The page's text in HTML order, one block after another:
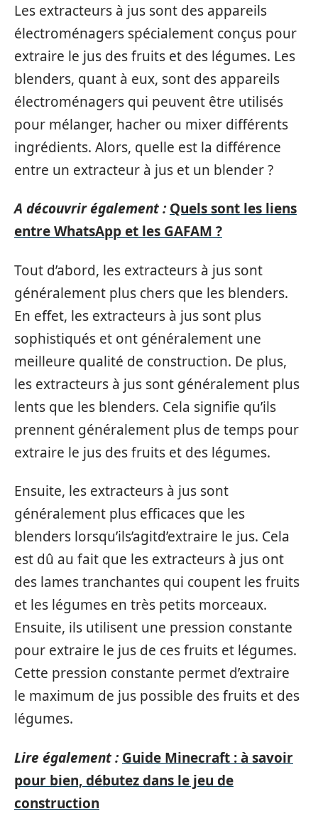
Les extracteurs à jus sont des appareils
électroménagers spécialement conçus pour
extraire le jus des fruits et des légumes. Les
blenders, quant à eux, sont des appareils
électroménagers qui peuvent être utilisés
pour mélanger, hacher ou mixer différents
ingrédients. Alors, quelle est la différence
entre un extracteur à jus et un blender ?
A découvrir également : Quels sont les liens
entre WhatsApp et les GAFAM ?
Tout d’abord, les extracteurs à jus sont
généralement plus chers que les blenders.
En effet, les extracteurs à jus sont plus
sophistiqués et ont généralement une
meilleure qualité de construction. De plus,
les extracteurs à jus sont généralement plus
lents que les blenders. Cela signifie qu’ils
prennent généralement plus de temps pour
extraire le jus des fruits et des légumes.
Ensuite, les extracteurs à jus sont
généralement plus efficaces que les
blenders lorsqu’ils’agitd’extraire le jus. Cela
est dû au fait que les extracteurs à jus ont
des lames tranchantes qui coupent les fruits
et les légumes en très petits morceaux.
Ensuite, ils utilisent une pression constante
pour extraire le jus de ces fruits et légumes.
Cette pression constante permet d’extraire
le maximum de jus possible des fruits et des
légumes.
Lire également : Guide Minecraft : à savoir
pour bien, débutez dans le jeu de
construction